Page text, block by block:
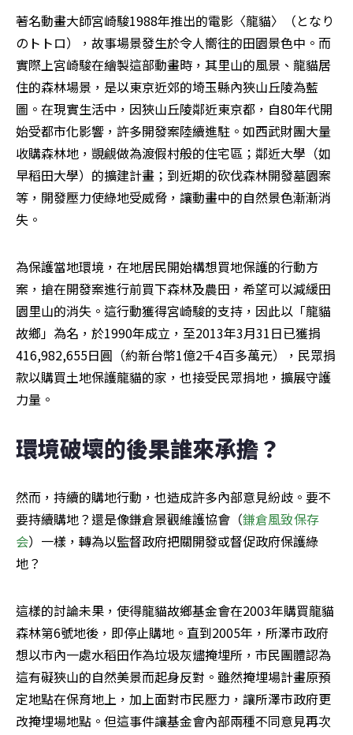
著名動畫大師宮崎駿1988年推出的電影〈龍貓〉（となり
のトトロ），故事場景發生於令人嚮往的田園景色中。而
實際上宮崎駿在繪製這部動畫時，其里山的風景、龍貓居
住的森林場景，是以東京近郊的埼玉縣內狹山丘陵為藍
圖。在現實生活中，因狹山丘陵鄰近東京都，自80年代開
始受都市化影響，許多開發案陸續進駐。如西武財團大量
收購森林地，覬覦做為渡假村般的住宅區；鄰近大學（如
早稻田大學）的擴建計畫；到近期的砍伐森林開發墓園案
等，開發壓力使綠地受威脅，讓動畫中的自然景色漸漸消
失。
為保護當地環境，在地居民開始構想買地保護的行動方
案，搶在開發案進行前買下森林及農田，希望可以減緩田
園里山的消失。這行動獲得宮崎駿的支持，因此以「龍貓
故鄉」為名，於1990年成立，至2013年3月31日已獲捐
416,982,655日圓（約新台幣1億2千4百多萬元），民眾捐
款以購買土地保護龍貓的家，也接受民眾捐地，擴展守護
力量。
環境破壞的後果誰來承擔？
然而，持續的購地行動，也造成許多內部意見紛歧。要不
要持續購地？還是像鎌倉景觀維護協會（鎌倉風致保存
会）一樣，轉為以監督政府把關開發或督促政府保護綠
地？
這樣的討論未果，使得龍貓故鄉基金會在2003年購買龍貓
森林第6號地後，即停止購地。直到2005年，所澤市政府
想以市內一處水稻田作為垃圾灰燼掩埋所，市民團體認為
這有礙狹山的自然美景而起身反對。雖然掩埋場計畫原預
定地點在保育地上，加上面對市民壓力，讓所澤市政府更
改掩埋場地點。但這事件讓基金會內部兩種不同意見再次